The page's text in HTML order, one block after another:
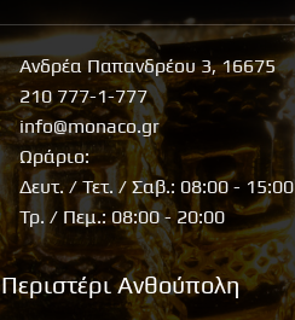
Ανδρέα Παπανδρέου 3, 16675
210 777-1-777
info@monaco.gr
Ωράριο:
Δευτ. / Τετ. / Σαβ.: 08:00 - 15:00
Τρ. / Πεμ.: 08:00 - 20:00
Περιστέρι Ανθούπολη